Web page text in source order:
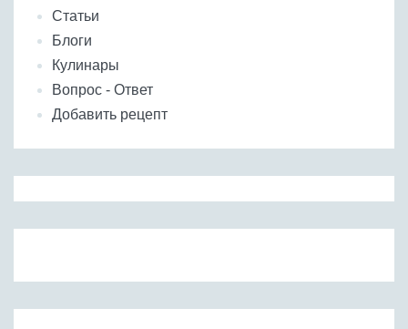
Статьи
Блоги
Кулинары
Вопрос - Ответ
Добавить рецепт